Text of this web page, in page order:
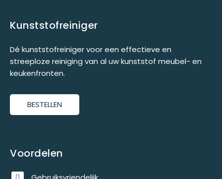
Kunststofreiniger
Dé kunststofreiniger voor een effectieve en
streeploze reiniging van al uw kunststof meubel- en
keukenfronten.
BESTELLEN
Voordelen